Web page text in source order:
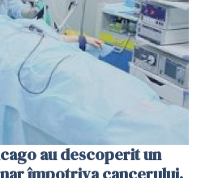
au descoperit un